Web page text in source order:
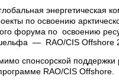
энергетическая
по освоению
форума по освоению
— RAO/CIS Offshore
спонсорской поддержки
RAO/CIS Offshore.